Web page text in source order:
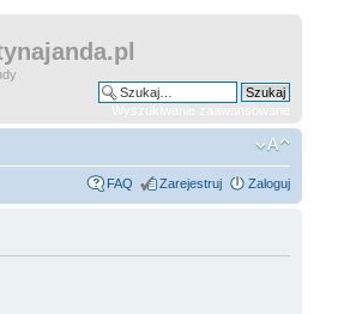
FAQ Zarejestruj Zaloguj